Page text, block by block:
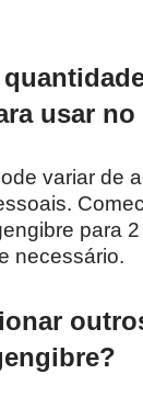
usar no
variar de
para
necessário.